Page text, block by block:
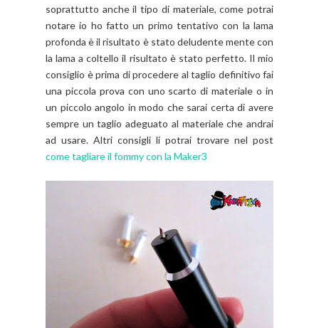
soprattutto anche il tipo di materiale, come potrai
notare io ho fatto un primo tentativo con la lama
profonda è il risultato è stato deludente mente con
la lama a coltello il risultato è stato perfetto. Il mio
consiglio è prima di procedere al taglio definitivo fai
una piccola prova con uno scarto di materiale o in
un piccolo angolo in modo che sarai certa di avere
sempre un taglio adeguato al materiale che andrai
ad usare. Altri consigli li potrai trovare nel post
come tagliare il fommy con la Maker3